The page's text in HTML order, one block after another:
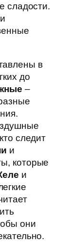
сладости.
в
до
–
следит
и
которые
и
они